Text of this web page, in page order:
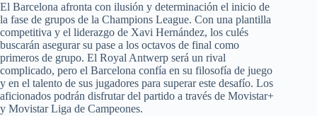
El Barcelona afronta con ilusión y determinación el inicio de
la fase de grupos de la Champions League. Con una plantilla
competitiva y el liderazgo de Xavi Hernández, los culés
buscarán asegurar su pase a los octavos de final como
primeros de grupo. El Royal Antwerp será un rival
complicado, pero el Barcelona confía en su filosofía de juego
y en el talento de sus jugadores para superar este desafío. Los
aficionados podrán disfrutar del partido a través de Movistar+
y Movistar Liga de Campeones.